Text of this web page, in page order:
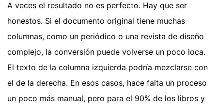
A veces el resultado no es perfecto. Hay que ser
honestos. Si el documento original tiene muchas
columnas, como un periódico o una revista de diseño
complejo, la conversión puede volverse un poco loca.
El texto de la columna izquierda podría mezclarse con
el de la derecha. En esos casos, hace falta un proceso
un poco más manual, pero para el 90% de los libros y